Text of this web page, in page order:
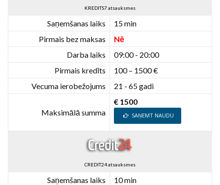
KREDITS7 atsauksmes
Saņemšanas laiks
15 min
Pirmais bez maksas
Nē
Darba laiks
09:00 - 20:00
Pirmais kredīts
100 – 1500 €
Vecuma ierobežojums
21 - 65 gadi
Maksimālā summa
€ 1500
SAŅEMT NAUDU
CREDIT24 atsauksmes
Saņemšanas laiks
10 min